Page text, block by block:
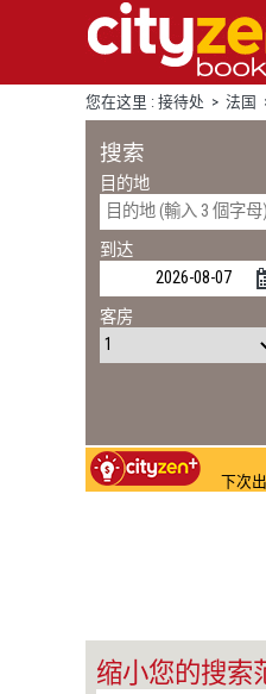
您在这里 : 接待处 > 法国
搜索
目的地
到达
客房
下次
缩小您的搜索